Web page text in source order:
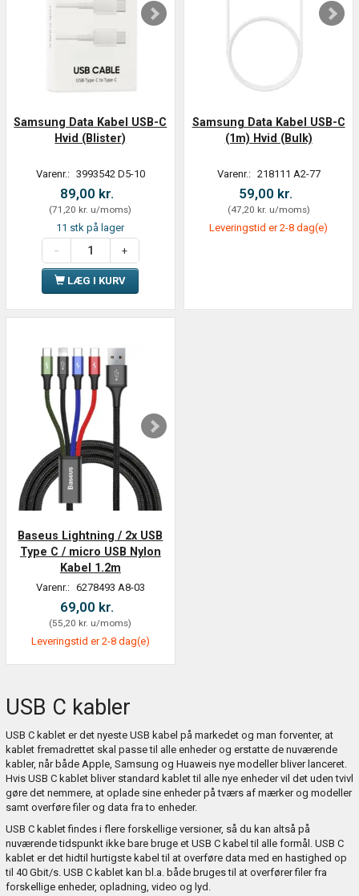
Samsung Data Kabel USB-C
Hvid (Blister)
Varenr.: 3993542 D5-10
89,00 kr.
(71,20 kr. u/moms)
11 stk på lager
LÆG I KURV
Samsung Data Kabel USB-C
(1m) Hvid (Bulk)
Varenr.: 218111 A2-77
59,00 kr.
(47,20 kr. u/moms)
Leveringstid er 2-8 dag(e)
Baseus Lightning / 2x USB
Type C / micro USB Nylon
Kabel 1.2m
Varenr.: 6278493 A8-03
69,00 kr.
(55,20 kr. u/moms)
Leveringstid er 2-8 dag(e)
USB C kabler
USB C kablet er det nyeste USB kabel på markedet og man forventer, at
kablet fremadrettet skal passe til alle enheder og erstatte de nuværende
kabler, når både Apple, Samsung og Huaweis nye modeller bliver lanceret.
Hvis USB C kablet bliver standard kablet til alle nye enheder vil det uden tvivl
gøre det nemmere, at oplade sine enheder på tværs af mærker og modeller
samt overføre filer og data fra to enheder.
USB C kablet findes i flere forskellige versioner, så du kan altså på
nuværende tidspunkt ikke bare bruge et USB C kabel til alle formål. USB C
kablet er det hidtil hurtigste kabel til at overføre data med en hastighed op
til 40 Gbit/s. USB C kablet kan bl.a. både bruges til at overfører filer fra
forskellige enheder, opladning, video og lyd.